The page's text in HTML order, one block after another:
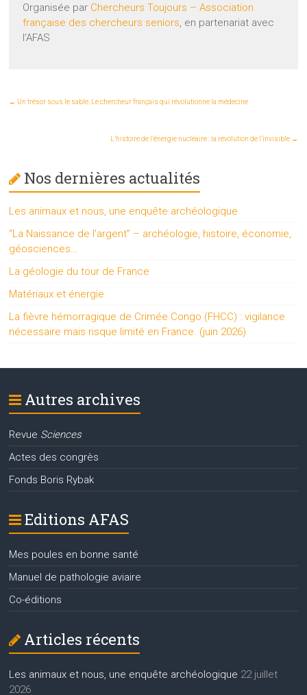
Organisée par Chercheurs Toujours – Association
française des chercheurs seniors , en partenariat avec
l’AFAS
← Un trésor sous le sable. Le chercheur français qui révolutionne la médecine
L’histoire de l’énergie nucléaire : la révolution de l’invisible →
Nos dernières actualités
Les animaux et nous, une enquête archéologique
“La Naissance de l’argent” – archéologie, histoire, économie,
géosciences…
La géologie du tour de France
Matériaux et énergie
La fièvre hémorragique de Crimée Congo (FHCC) : vigilance
nécessaire mais risque limité en France. (juin 2026)
Autres archives
Revue Sciences
Actes des congrès
Fonds Boris Rybak
Editions AFAS
Mes poules en bonne santé
Manuel de pathologie aviaire
Co-éditions
Articles récents
Les animaux et nous, une enquête archéologique 22 juillet
2026